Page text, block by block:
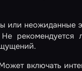
или неожиданные
рекомендуется
включать